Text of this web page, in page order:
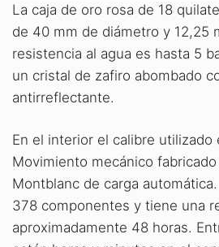
La caja de oro rosa de 18
de 40 mm de diámetro y 12,25
resistencia al agua es hasta 5
un cristal de zafiro abombado
antirreflectante.
En el interior el calibre utilizado
Movimiento mecánico
Montblanc de carga
378 componentes y tiene una
aproximadamente 48 horas.